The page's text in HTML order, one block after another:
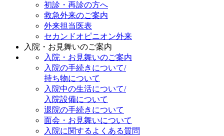
初診・再診の方へ
救急外来のご案内
外来担当医表
セカンドオピニオン外来
入院・お見舞いのご案内
入院・お見舞いのご案内
入院の手続きについて/
持ち物について
入院中の生活について/
入院設備について
退院の手続きについて
面会・お見舞いについて
入院に関するよくある質問